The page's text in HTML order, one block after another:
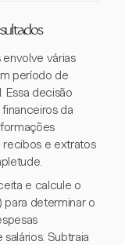
várias
período de
Essa decisão
da
recibos e extratos
e calcule o
para determinar o
Subtraia